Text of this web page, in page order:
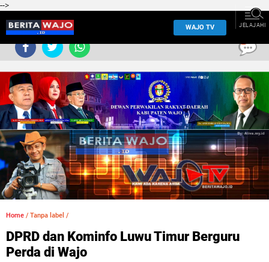
-->
WAJO TV JELAJAHI
Home / Tanpa label /
DPRD dan Kominfo Luwu Timur Berguru
Perda di Wajo